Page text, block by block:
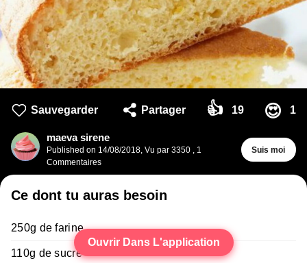
Sauvegarder Partager 👍 19 😍 1
maeva sirene
Published on 14/08/2018 Vu par 3350
1
Commentaires
Suis moi
Ce dont tu auras besoin
250g de farine
110g de sucre
Ouvrir Dans L'application